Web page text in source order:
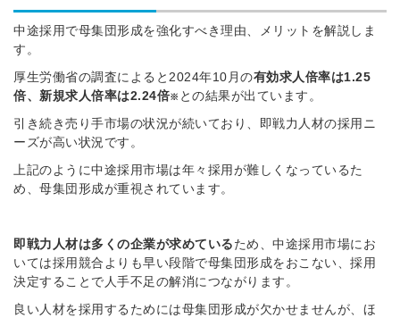
中途採用で母集団形成を強化すべき理由、メリットを解説しま
す。
厚生労働省の調査によると2024年10月の有効求人倍率は1.25
倍、新規求人倍率は2.24倍※ との結果が出ています。
引き続き売り手市場の状況が続いており、即戦力人材の採用ニ
ーズが高い状況です。
上記のように中途採用市場は年々採用が難しくなっているた
め、母集団形成が重視されています。
即戦力人材は多くの企業が求めているため、中途採用市場にお
いては採用競合よりも早い段階で母集団形成をおこない、採用
決定することで人手不足の解消につながります。
良い人材を採用するためには母集団形成が欠かせませんが、ほ